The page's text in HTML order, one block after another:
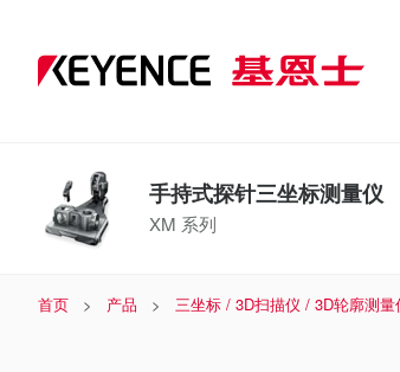
手持式探针三坐标测量仪
XM 系列
首页 产品 三坐标 / 3D扫描仪 / 3D轮廓测